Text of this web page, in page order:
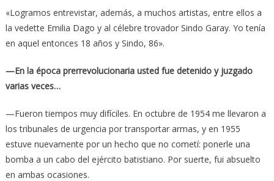
«Logramos entrevistar, además, a muchos artistas, entre ellos a
la vedette Emilia Dago y al célebre trovador Sindo Garay. Yo tenía
en aquel entonces 18 años y Sindo, 86».
—En la época prerrevolucionaria usted fue detenido y juzgado
varias veces…
—Fueron tiempos muy difíciles. En octubre de 1954 me llevaron a
los tribunales de urgencia por transportar armas, y en 1955
estuve nuevamente por un hecho que no cometí: ponerle una
bomba a un cabo del ejército batistiano. Por suerte, fui absuelto
en ambas ocasiones.